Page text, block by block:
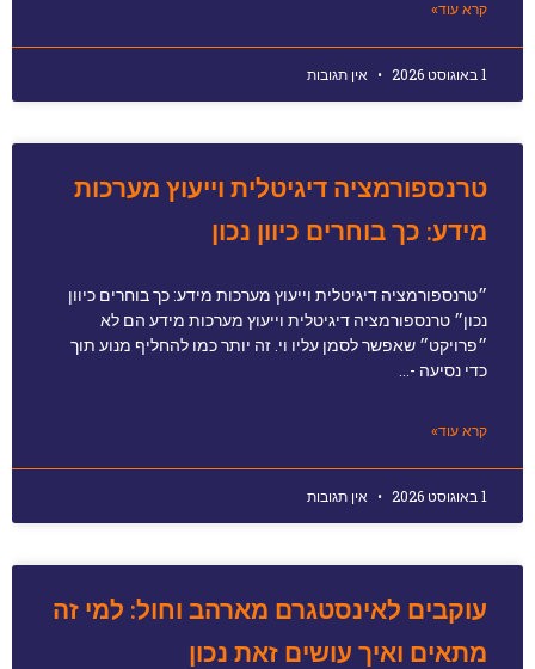
קרא עוד»
1 באוגוסט 2026 אין תגובות
טרנספורמציה דיגיטלית וייעוץ מערכות
מידע: כך בוחרים כיוון נכון
״טרנספורמציה דיגיטלית וייעוץ מערכות מידע: כך בוחרים כיוון
נכון״ טרנספורמציה דיגיטלית וייעוץ מערכות מידע הם לא
״פרויקט״ שאפשר לסמן עליו וי. זה יותר כמו להחליף מנוע תוך
כדי נסיעה -…
קרא עוד»
1 באוגוסט 2026 אין תגובות
עוקבים לאינסטגרם מארהב וחול: למי זה
מתאים ואיך עושים זאת נכון